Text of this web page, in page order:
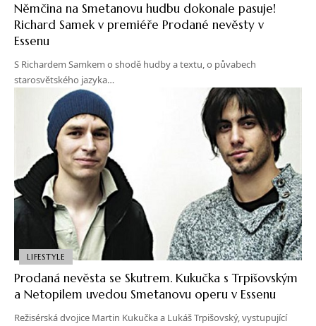
Němčina na Smetanovu hudbu dokonale pasuje!
Richard Samek v premiéře Prodané nevěsty v
Essenu
S Richardem Samkem o shodě hudby a textu, o půvabech
starosvětského jazyka…
LIFESTYLE
Prodaná nevěsta se Skutrem. Kukučka s Trpišovským
a Netopilem uvedou Smetanovu operu v Essenu
Režisérská dvojice Martin Kukučka a Lukáš Trpišovský, vystupující